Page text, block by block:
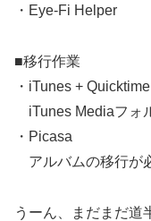
・Eye-Fi Helper
■移行作業
・iTunes + Quicktime
iTunes Mediaフォ
・Picasa
アルバムの移行が
うーん、まだまだ道